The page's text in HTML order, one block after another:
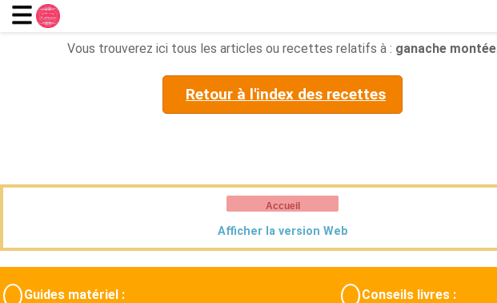
Vous trouverez ici tous les articles ou recettes relatifs à : ganache montée.
Retour à l'index des recettes
Accueil
Afficher la version Web
Guides matériel : Conseils livres :